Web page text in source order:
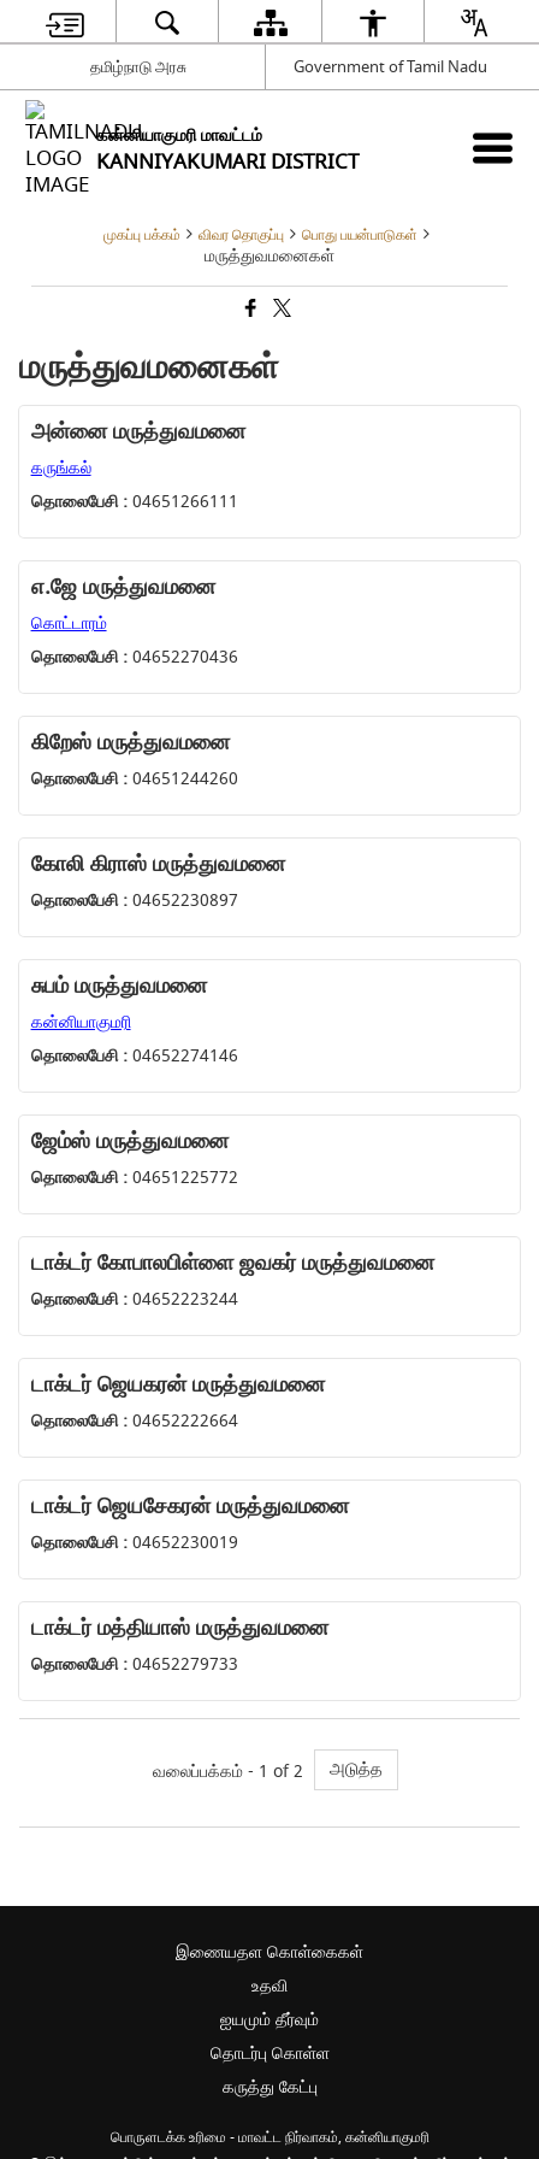
தமிழ்நாடு அரசு Government of Tamil Nadu
கன்னியாகுமரி மாவட்டம்
KANNIYAKUMARI DISTRICT
முகப்பு பக்கம் விவர தொகுப்பு பொது பயன்பாடுகள்
மருத்துவமனைகள்
மருத்துவமனைகள்
அன்னை மருத்துவமனை
கருங்கல்
தொலைபேசி :04651266111
எ.ஜே மருத்துவமனை
கொட்டாரம்
தொலைபேசி :04652270436
கிறேஸ் மருத்துவமனை
தொலைபேசி :04651244260
கோலி கிராஸ் மருத்துவமனை
தொலைபேசி :04652230897
சுபம் மருத்துவமனை
கன்னியாகுமரி
தொலைபேசி :04652274146
ஜேம்ஸ் மருத்துவமனை
தொலைபேசி :04651225772
டாக்டர் கோபாலபிள்ளை ஜவகர் மருத்துவமனை
தொலைபேசி :04652223244
டாக்டர் ஜெயகரன் மருத்துவமனை
தொலைபேசி :04652222664
டாக்டர் ஜெயசேகரன் மருத்துவமனை
தொலைபேசி :04652230019
டாக்டர் மத்தியாஸ் மருத்துவமனை
தொலைபேசி :04652279733
வலைப்பக்கம் - 1 of 2 அடுத்த
இணையதள கொள்கைகள்
உதவி
ஐயமும் தீர்வும்
தொடர்பு கொள்ள
கருத்து கேட்பு
பொருளடக்க உரிமை - மாவட்ட நிர்வாகம், கன்னியாகுமரி